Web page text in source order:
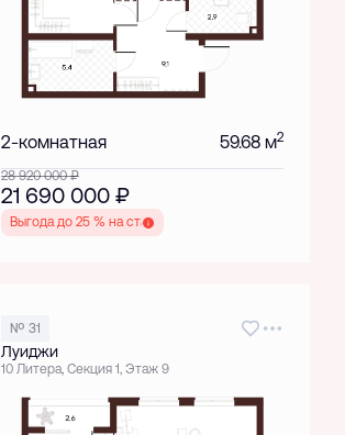
2-комнатная 59.68 м2
28 920 000₽
21 690 000 ₽
Выгода до 25 % на старте
№ 31
Луиджи
10 Литера, Секция 1, Этаж 9